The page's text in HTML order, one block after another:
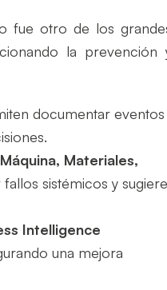
fue otro de los
la prevención
documentar eventos
Materiales,
sistémicos y
Intelligence
una mejora